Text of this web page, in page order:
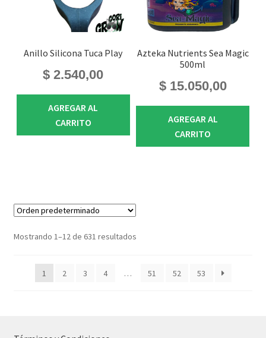
Anillo Silicona Tuca Play
$ 2.540,00
AGREGAR AL
CARRITO
Azteka Nutrients Sea Magic
500ml
$15.050,00
AGREGAR AL
CARRITO
Mostrando 1–12 de 631 resultados
1 2 3 4 … 51 52 53